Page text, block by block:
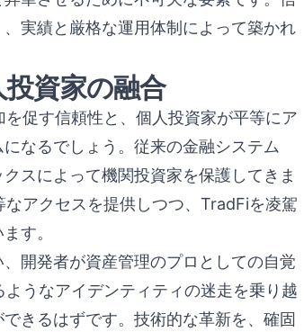
実績と厳格な運用体制によって築かれ
資家の融合
促す信頼性と、個人投資家が平等にア
なるでしょう。従来の金融システム
スによって機関投資家を保護してきま
アクセスを提供しつつ、TradFiを凌駕
す。
開発者が資産管理のプロとしての自覚
うなアイデンティティの迷走を乗り越
きるはずです。技術的な革新を、確固